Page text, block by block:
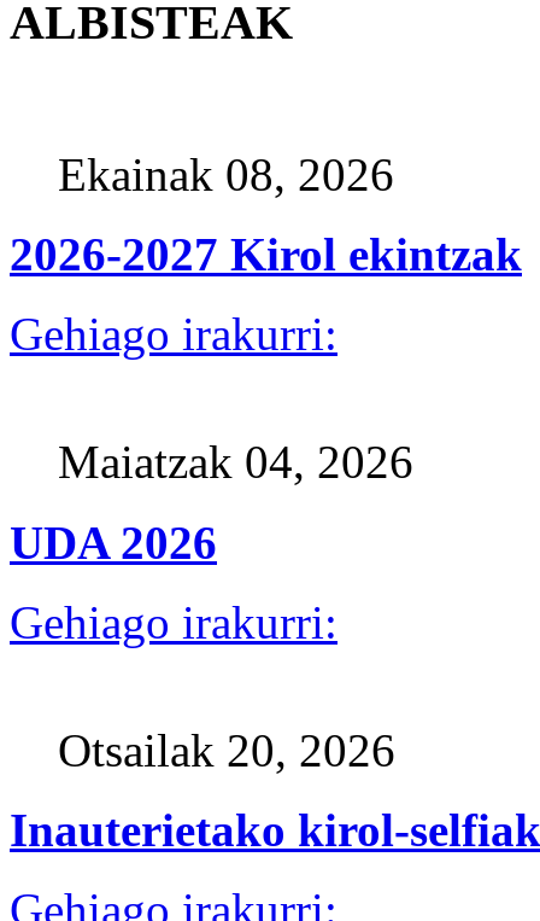
ALBISTEAK
Ekainak 08, 2026
2026-2027 Kirol ekintzak
Gehiago irakurri:
Maiatzak 04, 2026
UDA 2026
Gehiago irakurri:
Otsailak 20, 2026
Inauterietako kirol-
Gehiago irakurri: